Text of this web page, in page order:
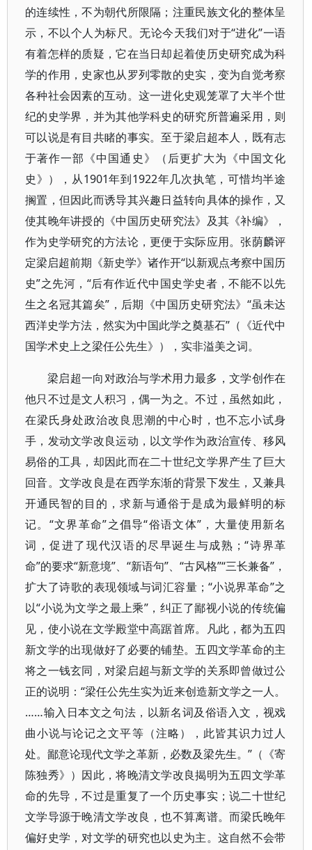
的连续性，不为朝代所限隔；注重民族文化的整体呈
示，不以个人为标尺。无论今天我们对于“进化”一语
有着怎样的质疑，它在当日却起着使历史研究成为科
学的作用，史家也从罗列零散的史实，变为自觉考察
各种社会因素的互动。这一进化史观笼罩了大半个世
纪的史学界，并为其他学科史的研究所普遍采用，则
可以说是有目共睹的事实。至于梁启超本人，既有志
于著作一部《中国通史》（后更扩大为《中国文化
史》），从1901年到1922年几次执笔，可惜均半途
搁置，但因此而诱导其兴趣日益转向具体的操作，又
使其晚年讲授的《中国历史研究法》及其《补编》，
作为史学研究的方法论，更便于实际应用。张荫麟评
定梁启超前期《新史学》诸作开“以新观点考察中国历
史”之先河，“后有作近代中国史学史者，不能不以先
生之名冠其篇矣”，后期《中国历史研究法》“虽未达
西洋史学方法，然实为中国此学之奠基石”（《近代中
国学术史上之梁任公先生》），实非溢美之词。
梁启超一向对政治与学术用力最多，文学创作在
他只不过是文人积习，偶一为之。不过，虽然如此，
在梁氏身处政治改良思潮的中心时，也不忘小试身
手，发动文学改良运动，以文学作为政治宣传、移风
易俗的工具，却因此而在二十世纪文学界产生了巨大
回音。文学改良是在西学东渐的背景下发生，又兼具
开通民智的目的，求新与通俗于是成为最鲜明的标
记。“文界革命”之倡导“俗语文体”，大量使用新名
词，促进了现代汉语的尽早诞生与成熟；“诗界革
命”的要求“新意境”、“新语句”、“古风格”“三长兼备”，
扩大了诗歌的表现领域与词汇容量；“小说界革命”之
以“小说为文学之最上乘”，纠正了鄙视小说的传统偏
见，使小说在文学殿堂中高踞首席。凡此，都为五四
新文学的出现做好了必要的铺垫。五四文学革命的主
将之一钱玄同，对梁启超与新文学的关系即曾做过公
正的说明：“梁任公先生实为近来创造新文学之一人。
……输入日本文之句法，以新名词及俗语入文，视戏
曲小说与论记之文平等（注略），此皆其识力过人
处。鄙意论现代文学之革新，必数及梁先生。”（《寄
陈独秀》）因此，将晚清文学改良揭明为五四文学革
命的先导，不过是重复了一个历史事实；说二十世纪
文学导源于晚清文学改良，也不算离谱。而梁氏晚年
偏好史学，对文学的研究也以史为主。这自然不会带